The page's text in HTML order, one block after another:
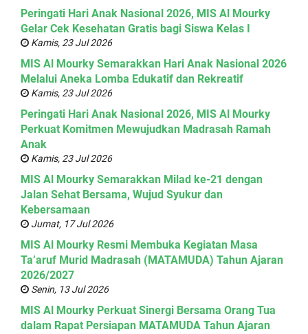
Peringati Hari Anak Nasional 2026, MIS Al Mourky
Gelar Cek Kesehatan Gratis bagi Siswa Kelas I
Kamis, 23 Jul 2026
MIS Al Mourky Semarakkan Hari Anak Nasional 2026
Melalui Aneka Lomba Edukatif dan Rekreatif
Kamis, 23 Jul 2026
Peringati Hari Anak Nasional 2026, MIS Al Mourky
Perkuat Komitmen Mewujudkan Madrasah Ramah
Anak
Kamis, 23 Jul 2026
MIS Al Mourky Semarakkan Milad ke-21 dengan
Jalan Sehat Bersama, Wujud Syukur dan
Kebersamaan
Jumat, 17 Jul 2026
MIS Al Mourky Resmi Membuka Kegiatan Masa
Ta’aruf Murid Madrasah (MATAMUDA) Tahun Ajaran
2026/2027
Senin, 13 Jul 2026
MIS Al Mourky Perkuat Sinergi Bersama Orang Tua
dalam Rapat Persiapan MATAMUDA Tahun Ajaran